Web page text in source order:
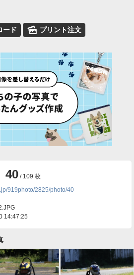
ード 🌄 プリント注文
40 / 109 枚
919photo/2825/photo/40
14:47:25